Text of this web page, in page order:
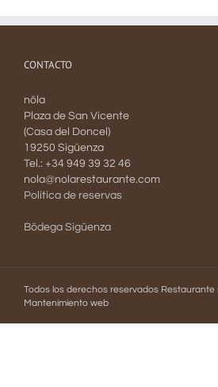
CONTACTO
nöla
Plaza de San Vicente
(Casa del Doncel)
19250 Sigüenza
Tel.: +34 949 39 32 46
nola@nolarestaurante.com
Política de reservas
Bödega Sigüenza
Todos los derechos reservados
Mantenimiento web